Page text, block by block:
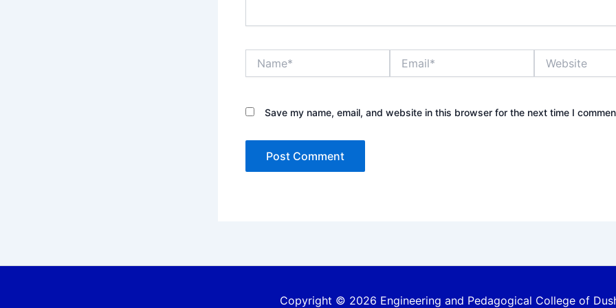
Save my name, email, and website in this browser for the next time I
Copyright © 2026 Engineering and Pedagogical College of